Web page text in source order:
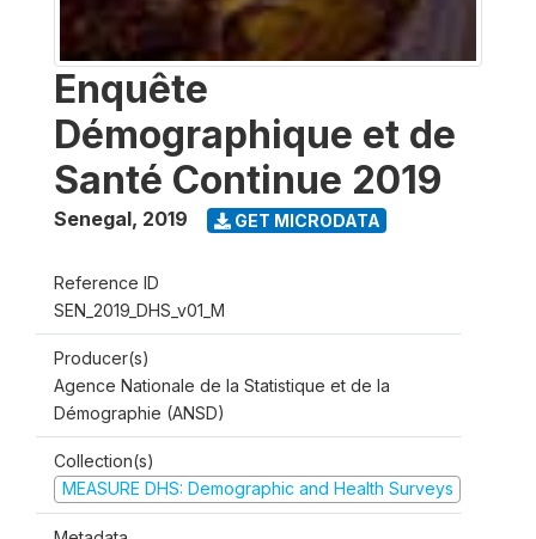
Enquête
Démographique et de
Santé Continue 2019
Senegal, 2019 GET MICRODATA
Reference ID
SEN_2019_DHS_v01_M
Producer(s)
Agence Nationale de la Statistique et de la
Démographie (ANSD)
Collection(s)
MEASURE DHS: Demographic and Health Surveys